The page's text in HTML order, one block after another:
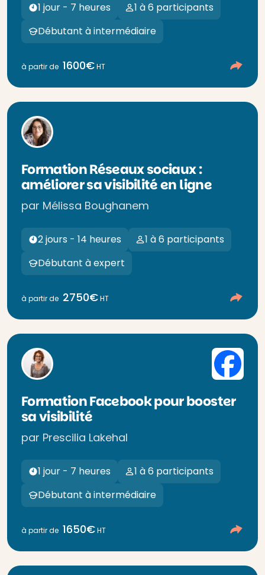
1 jour - 7 heures
1 à 6 participants
Débutant à intermédiaire
à partir de 1600€HT
Formation Réseaux sociaux :
améliorer sa visibilité en ligne
par Mélissa Boughanem
2 jours - 14 heures
1 à 6 participants
Débutant à expert
à partir de 2750€HT
Formation Facebook pour booster
sa visibilité
par Prescilia Lakehal
1 jour - 7 heures
1 à 6 participants
Débutant à intermédiaire
à partir de 1650€HT